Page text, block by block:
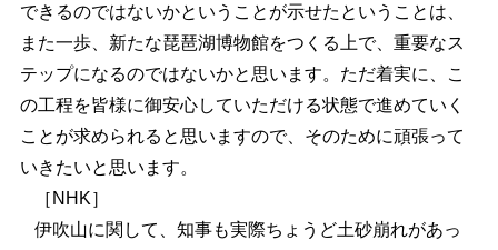
できるのではないかということが示せたということは、
また一歩、新たな琵琶湖博物館をつくる上で、重要なス
テップになるのではないかと思います。ただ着実に、こ
の工程を皆様に御安心していただける状態で進めていく
ことが求められると思いますので、そのために頑張って
いきたいと思います。
［NHK］
伊吹山に関して、知事も実際ちょうど土砂崩れがあっ